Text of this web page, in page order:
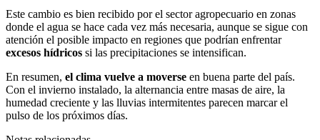
Este cambio es bien recibido por el sector agropecuario en zonas
donde el agua se hace cada vez más necesaria, aunque se sigue con
atención el posible impacto en regiones que podrían enfrentar
excesos hídricos si las precipitaciones se intensifican.
En resumen, el clima vuelve a moverse en buena parte del país.
Con el invierno instalado, la alternancia entre masas de aire, la
humedad creciente y las lluvias intermitentes parecen marcar el
pulso de los próximos días.